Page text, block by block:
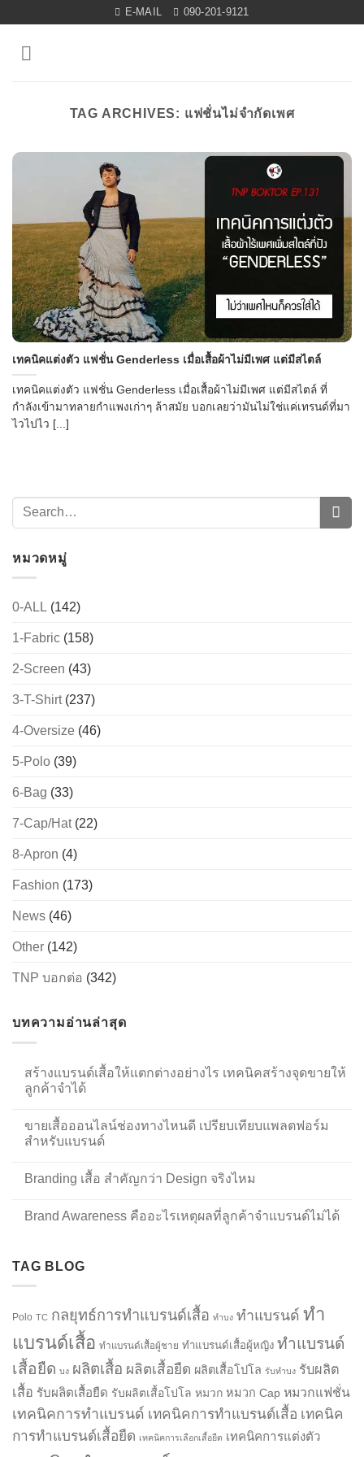
content
E-MAIL 090-201-9121
TAG ARCHIVES: แฟชั่นไม่จำกัดเพศ
เทคนิคแต่งตัว แฟชั่น Genderless เมื่อเสื้อผ้าไม่มีเพศ แต่มีสไตล์
เทคนิคแต่งตัว แฟชั่น Genderless เมื่อเสื้อผ้าไม่มีเพศ แต่มีสไตล์ ที่
กำลังเข้ามาทลายกำแพงเก่าๆ ล้าสมัย บอกเลยว่ามันไม่ใช่แค่เทรนด์ที่มา
ไวไปไว [...]
หมวดหมู่
0-ALL (142)
1-Fabric (158)
2-Screen (43)
3-T-Shirt(237)
4-Oversize (46)
5-Polo (39)
6-Bag (33)
7-Cap/Hat(22)
8-Apron (4)
Fashion (173)
News (46)
Other (142)
TNP บอกต่อ (342)
บทความอ่านล่าสุด
สร้างแบรนด์เสื้อให้แตกต่างอย่างไร เทคนิคสร้างจุดขายให้
ลูกค้าจำได้
ขายเสื้อออนไลน์ช่องทางไหนดี เปรียบเทียบแพลตฟอร์ม
สำหรับแบรนด์
Branding เสื้อ สำคัญกว่า Design จริงไหม
Brand Awareness คืออะไรเหตุผลที่ลูกค้าจำแบรนด์ไม่ได้
TAG BLOG
Polo TC กลยุทธ์การทำแบรนด์เสื้อ ทำบง ทำแบรนด์ ทำ
แบรนด์เสื้อ ทำแบรนด์เสื้อผู้ชาย ทำแบรนด์เสื้อผู้หญิง ทำแบรนด์
เสื้อยืด บง ผลิตเสื้อ ผลิตเสื้อยืด ผลิตเสื้อโปโล รับทำบง รับผลิต
เสื้อ รับผลิตเสื้อยืด รับผลิตเสื้อโปโล หมวก หมวก Cap หมวกแฟชั่น
เทคนิคการทำแบรนด์ เทคนิคการทำแบรนด์เสื้อ เทคนิค
การทำแบรนด์เสื้อยืด เทคนิคการเลือกเสื้อยืด เทคนิคการแต่งตัว